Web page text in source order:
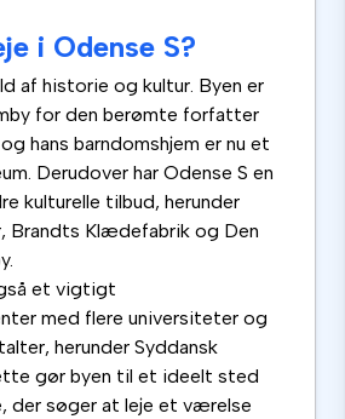
i Odense S?
af historie og kultur. Byen er
for den berømte forfatter
hans barndomshjem er nu et
Derudover har Odense S en
kulturelle tilbud, herunder
Brandts Klædefabrik og Den
et vigtigt
med flere universiteter og
herunder Syddansk
gør byen til et ideelt sted
der søger at leje et værelse